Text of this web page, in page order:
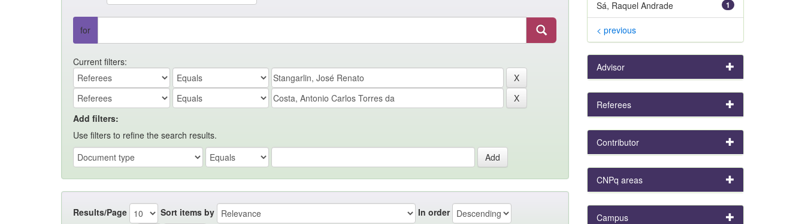
for
Current filters:
Add filters:
Use filters to refine the search results.
Results/Page Sort items by
In order
1
Sá, Raquel Andrade
< previous
Advisor
Referees
Contributor
CNPq areas
Campus